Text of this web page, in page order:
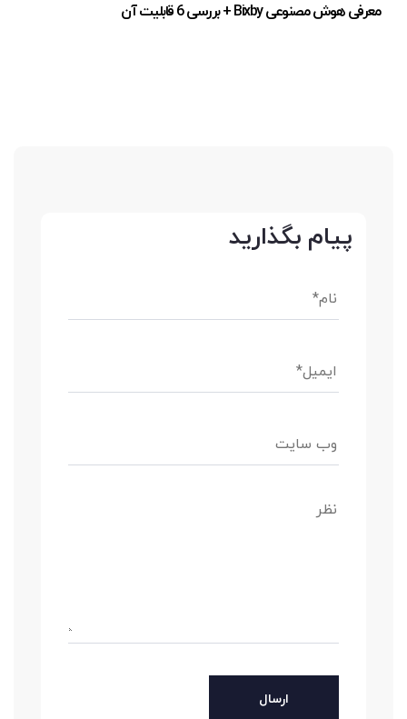
معرفی هوش مصنوعی Bixby + بررسی 6 قابلیت آن
پیام بگذارید